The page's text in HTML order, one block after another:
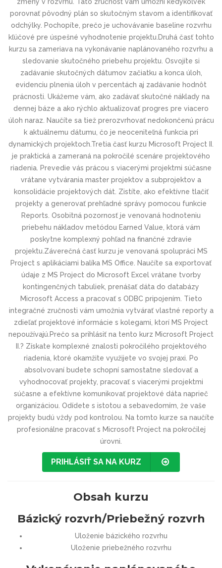
porovnať pôvodný plán so skutočným stavom a identifikovať
odchýlky. Pochopíte, prečo je uchovávanie baseline rozvrhu
kľúčové pre úspešné vyhodnotenie projektu.Druhá časť tohto
kurzu sa zameriava na vykonávanie naplánovaného rozvrhu a
sledovanie skutočného priebehu projektu. Osvojíte si
zadávanie skutočných dátumov začiatku a konca úloh,
evidenciu plnenia úloh v percentách aj zadávanie hodnôt
prácnosti. Ukážeme vám, ako zadávať skutočné náklady na
dennej báze a ako rýchlo aktualizovať progres pre viacero
úloh naraz. Naučíte sa tiež preroz­vrhovať nedokončenú prácu
k aktuálnemu dátumu, čo je neoceniteľná funkcia pri
dynamických projektoch.Tretia časť kurzu Microsoft Project II.
je praktická a zameraná na pokročilé scenáre projektového
riadenia. Prevedie vás prácou s viacerými projektmi súčasne
vrátane vytvárania master projektov a subprojektov a
konsolidácie projektových dát. Zistíte, ako efektívne tlačiť
projekty a generovať prehľadné správy pomocou funkcie
Reports. Osobitná pozornosť je venovaná hodnoteniu
priebehu nákladov metódou Earned Value, ktorá vám
poskytne komplexný pohľad na finančné zdravie
projektu.Záverečná časť kurzu je venovaná spolupráci MS
Project s aplikáciami balíka MS Office. Naučíte sa exportovať
údaje z MS Project do Microsoft Excel vrátane tvorby
kontingenčných tabuliek, prenášať dáta do databázy
Microsoft Access a pracovať s ODBC pripojením. Tieto
integračné zručnosti vám umožnia vytvárať vlastné reporty a
zdieľať projektové informácie s kolegami, ktorí MS Project
nepoužívajú.Prečo sa prihlásiť na tento kurz Microsoft Project
II.? Získate komplexné znalosti pokročilého projektového
riadenia, ktoré okamžite využijete vo svojej praxi. Po
absolvovaní budete schopní samostatne sledovať a
vyhodnocovať projekty, pracovať s viacerými projektmi
súčasne a efektívne komunikovať projektové dáta naprieč
organizáciou. Odídete s istotou a sebavedomím, že vaše
projekty budú vždy pod kontrolou. Na tomto kurze sa naučíte
profesionálne pracovať s Microsoft Project na pokročilej
úrovni.
PRIHLÁSIŤ SA NA KURZ
Obsah kurzu
Bázický rozvrh/Priebežný rozvrh
Uloženie bázického rozvrhu
Uloženie priebežného rozvrhu